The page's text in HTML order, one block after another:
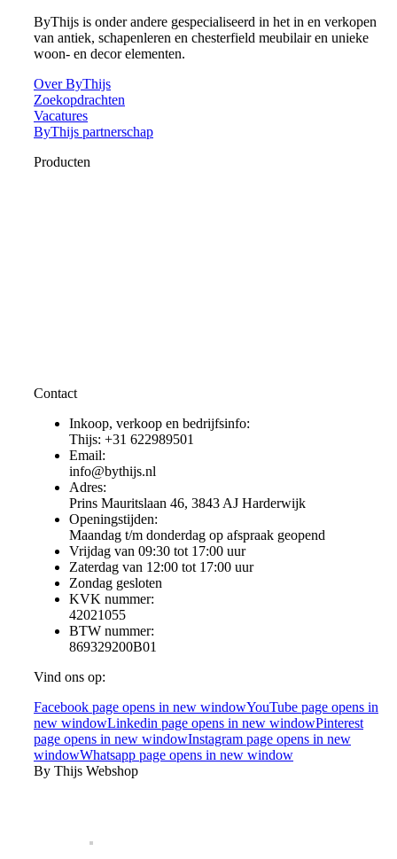
ByThijs is onder andere gespecialiseerd in het in en verkopen
van antiek, schapenleren en chesterfield meubilair en unieke
woon- en decor elementen.
Over ByThijs
Zoekopdrachten
Vacatures
ByThijs partnerschap
Producten
Contact
Inkoop, verkoop en bedrijfsinfo:
Thijs: +31 622989501
Email:
info@bythijs.nl
Adres:
Prins Mauritslaan 46, 3843 AJ Harderwijk
Openingstijden:
Maandag t/m donderdag op afspraak geopend
Vrijdag van 09:30 tot 17:00 uur
Zaterdag van 12:00 tot 17:00 uur
Zondag gesloten
KVK nummer:
42021055
BTW nummer:
869329200B01
Vind ons op:
Facebook page opens in new windowYouTube page opens in
new windowLinkedin page opens in new windowPinterest
page opens in new windowInstagram page opens in new
windowWhatsapp page opens in new window
By Thijs Webshop